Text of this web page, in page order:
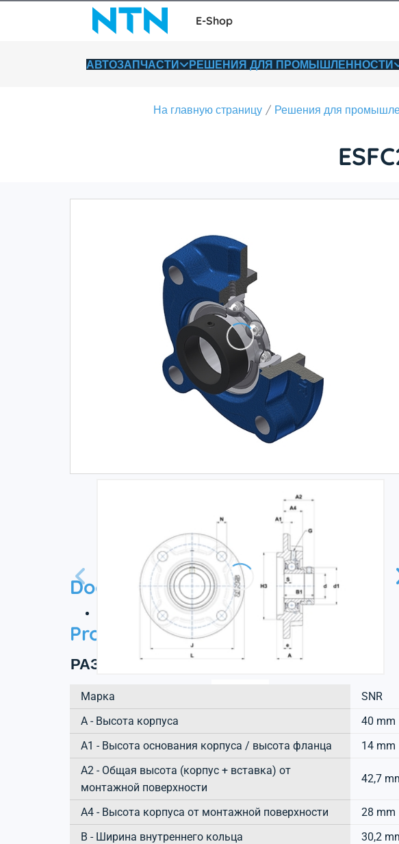
E-Shop
АВТОЗАПЧАСТИ РЕШЕНИЯ ДЛЯ ПРОМЫШЛЕННОСТИ
На главную страницу Решения для
Documentation
Технический паспорт
Product information
РАЗМЕРЫ ИЗДЕЛИЯ
Марка
SNR
А - Высота корпуса
40 mm
A1 - Высота основания корпуса / высота фланца
14 mm
A2 - Общая высота (корпус + вставка) от
монтажной поверхности
42,7
A4 - Высота корпуса от монтажной поверхности
28 mm
B - Ширина внутреннего кольца
30,2